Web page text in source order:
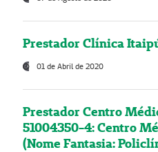
Prestador Clínica
01 de Abril de 2020
Prestador Centro
51004350-4: Centro
(Nome Fantasia: